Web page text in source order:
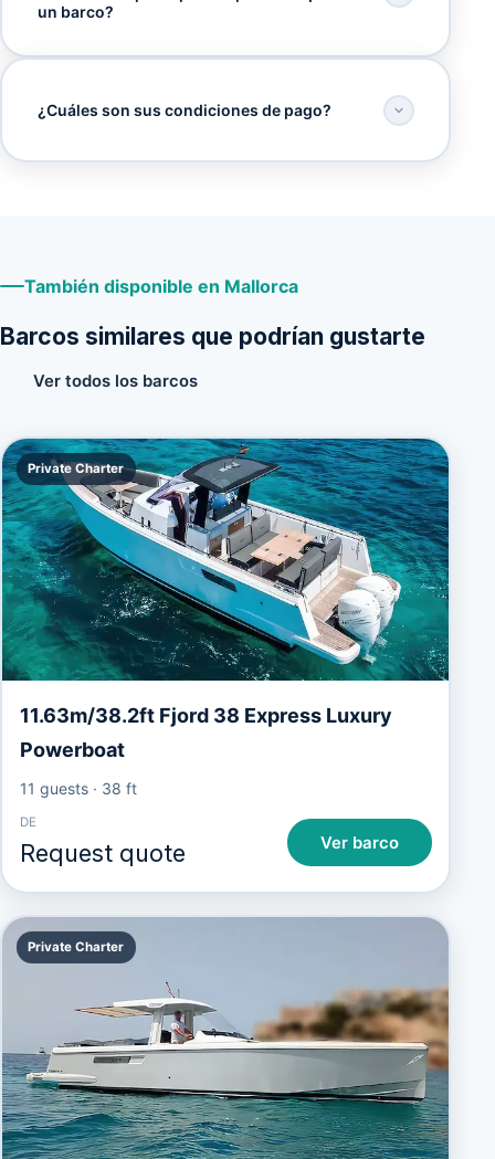
un barco?
¿Cuáles son sus condiciones de pago?
También disponible en Mallorca
Barcos similares que podrían gustarte
Ver todos los barcos
Private Charter
11.63m/38.2ft Fjord 38 Express Luxury
Powerboat
11 guests· 38 ft
DE
Request quote Ver barco
Private Charter